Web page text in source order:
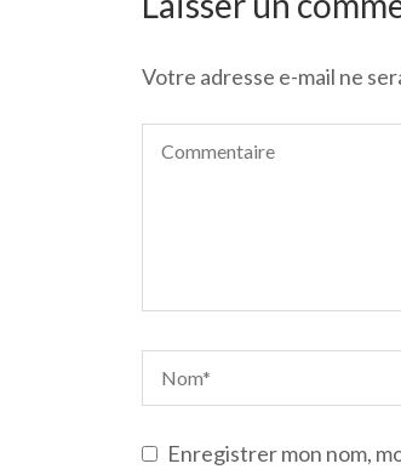
Votre adresse e-mail ne
Enregistrer mon nom,